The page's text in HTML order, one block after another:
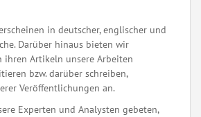
in deutscher, englischer und
Darüber hinaus bieten wir
ihren Artikeln unsere Arbeiten
bzw. darüber schreiben,
Veröffentlichungen an.
Experten und Analysten gebeten,